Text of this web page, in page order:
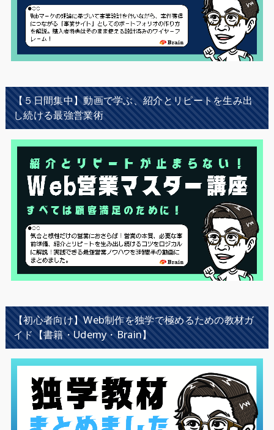
【５日間集中】動画で学ぶ、紹介とリピートを生み出
し続ける最強営業術
【初心者向け】Web制作を独学で極めるための教材ガ
イド【書籍・Udemy・Brain】